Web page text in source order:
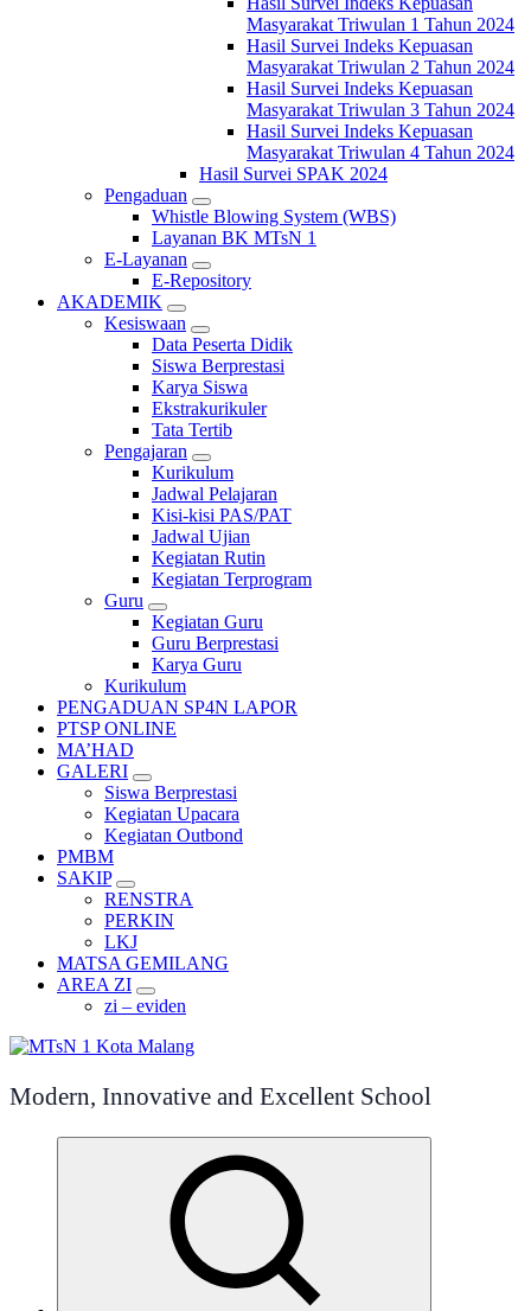
Masyarakat Triwulan 1 Tahun 2024
Hasil Survei Indeks Kepuasan
Masyarakat Triwulan 2 Tahun 2024
Hasil Survei Indeks Kepuasan
Masyarakat Triwulan 3 Tahun 2024
Hasil Survei Indeks Kepuasan
Masyarakat Triwulan 4 Tahun 2024
Hasil Survei SPAK 2024
Pengaduan
Whistle Blowing System (WBS)
Layanan BK MTsN 1
E-Layanan
E-Repository
AKADEMIK
Kesiswaan
Data Peserta Didik
Siswa Berprestasi
Karya Siswa
Ekstrakurikuler
Tata Tertib
Pengajaran
Kurikulum
Jadwal Pelajaran
Kisi-kisi PAS/PAT
Jadwal Ujian
Kegiatan Rutin
Kegiatan Terprogram
Guru
Kegiatan Guru
Guru Berprestasi
Karya Guru
Kurikulum
PENGADUAN SP4N LAPOR
PTSP ONLINE
MA’HAD
GALERI
Siswa Berprestasi
Kegiatan Upacara
Kegiatan Outbond
PMBM
SAKIP
RENSTRA
PERKIN
LKJ
MATSA GEMILANG
AREA ZI
zi – eviden
Modern, Innovative and Excellent School